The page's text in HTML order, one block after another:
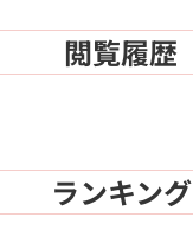
閲覧履歴
ランキング